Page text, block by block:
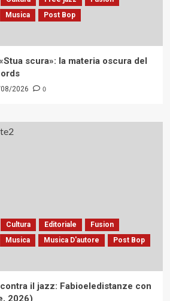
Musica
Post Bop
scura»: la materia oscura del
2026 0
Cultura Editoriale
Fusion
Musica Musica D'autore
Post Bop
il jazz: Fabioeledistanze con
2026)